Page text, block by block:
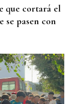
que cortará el
se pasen con